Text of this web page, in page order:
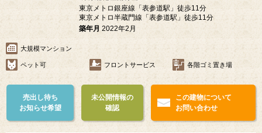
グランドヒルズ南青山
東京都港区南青山7-8-1
東京メトロ銀座線「表参道駅」徒歩11分
東京メトロ半蔵門線「表参道駅」徒歩11分
築年月
大規模マンション
ペット可 フロントサービス 各階ゴミ置き場